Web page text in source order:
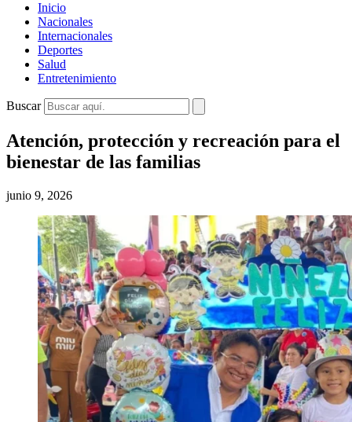
Inicio
Nacionales
Internacionales
Deportes
Salud
Entretenimiento
Buscar
Atención, protección y recreación para el
bienestar de las familias
junio 9, 2026